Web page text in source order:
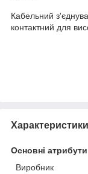
Кабельний
контактний для
Характеристики
Основні атрибути
Виробник